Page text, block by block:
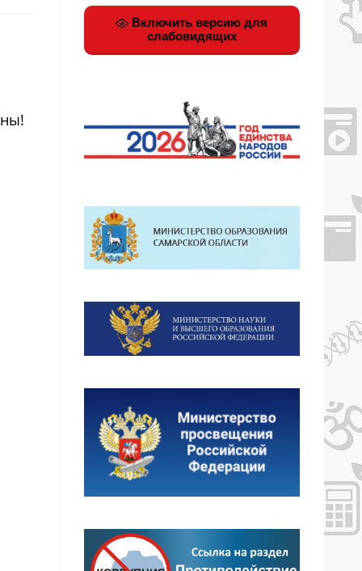
Включить версию для
слабовидящих